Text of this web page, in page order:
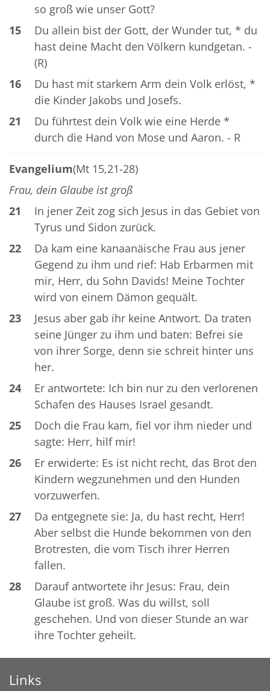
so groß wie unser Gott?
15
Du allein bist der Gott, der Wunder tut, * du
hast deine Macht den Völkern kundgetan. -
(R)
16
Du hast mit starkem Arm dein Volk erlöst, *
die Kinder Jakobs und Josefs.
21
Du führtest dein Volk wie eine Herde *
durch die Hand von Mose und Aaron. - R
Evangelium(Mt 15,21-28)
Frau, dein Glaube ist groß
21
In jener Zeit zog sich Jesus in das Gebiet von
Tyrus und Sidon zurück.
22
Da kam eine kanaanäische Frau aus jener
Gegend zu ihm und rief: Hab Erbarmen mit
mir, Herr, du Sohn Davids! Meine Tochter
wird von einem Dämon gequält.
23
Jesus aber gab ihr keine Antwort. Da traten
seine Jünger zu ihm und baten: Befrei sie
von ihrer Sorge, denn sie schreit hinter uns
her.
24
Er antwortete: Ich bin nur zu den verlorenen
Schafen des Hauses Israel gesandt.
25
Doch die Frau kam, fiel vor ihm nieder und
sagte: Herr, hilf mir!
26
Er erwiderte: Es ist nicht recht, das Brot den
Kindern wegzunehmen und den Hunden
vorzuwerfen.
27
Da entgegnete sie: Ja, du hast recht, Herr!
Aber selbst die Hunde bekommen von den
Brotresten, die vom Tisch ihrer Herren
fallen.
28
Darauf antwortete ihr Jesus: Frau, dein
Glaube ist groß. Was du willst, soll
geschehen. Und von dieser Stunde an war
ihre Tochter geheilt.
Links